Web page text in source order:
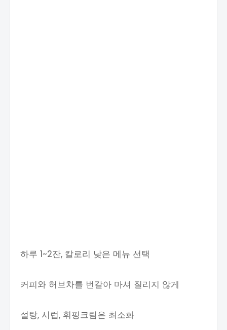
하루 1~2잔, 칼로리 낮은 메뉴 선택
커피와 허브차를 번갈아 마셔 질리지 않게
설탕, 시럽, 휘핑크림은 최소화